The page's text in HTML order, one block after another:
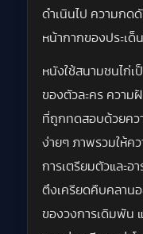
ดำเนินไป ความกด
หน้ากากของประเด็
หนังใช้สนามชนไก่
ของตัวละคร ความ
ที่ถูกทดสอบด้วยคว
ง่ายๆ ภาพรวมให้ค
การเตรียมตัวและอ
ตึงเครียดคืบคลานอ
ของวงการเดิมพัน